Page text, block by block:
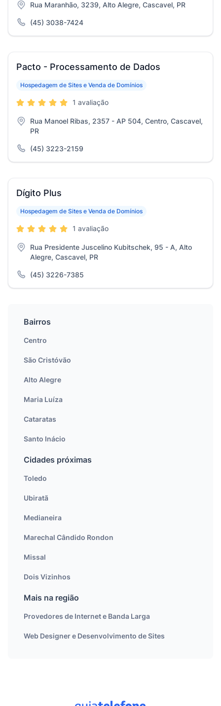
Rua Maranhão, 3239, Alto Alegre, Cascavel, PR
(45) 3038-7424
Pacto - Processamento de Dados
Hospedagem de Sites e Venda de Domínios
1 avaliação
Rua Manoel Ribas, 2357 - AP 504, Centro, Cascavel,
PR
(45) 3223-2159
Dígito Plus
Hospedagem de Sites e Venda de Domínios
1 avaliação
Rua Presidente Juscelino Kubitschek, 95 - A, Alto
Alegre, Cascavel, PR
(45) 3226-7385
Bairros
Centro
São Cristóvão
Alto Alegre
Maria Luíza
Cataratas
Santo Inácio
Cidades próximas
Toledo
Ubiratã
Medianeira
Marechal Cândido Rondon
Missal
Dois Vizinhos
Mais na região
Provedores de Internet e Banda Larga
Web Designer e Desenvolvimento de Sites